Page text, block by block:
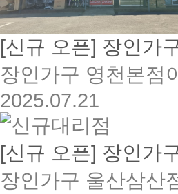
[신규 오픈] 장인가
장인가구 영천본점
2025.07.21
[신규 오픈] 장인가
장인가구 울산삼산